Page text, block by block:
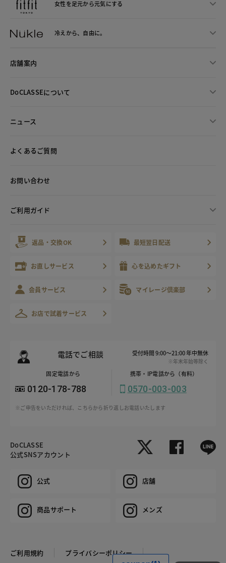
女性を足元から元気にする
冷えから、 自由に。
店舗案内
DoCLASSEについて
ニュース
よくあるご質問
お問い合わせ
ご利用ガイド
返品・交換OK 最短翌日配送
お直しサービス 心を込めたギフト
会員サービス マイレージ倶楽部
お店で試着サービス
電話でご相談 受付時間 9:00～21:00 年中無休
※年末年始等除く
固定電話から
0120-178-788
携帯・IP電話から（有料）
0570-003-003
※ご申告をいただければ、こちらから折り返しお電話いたします
DoCLASSE
公式SNSアカウント
公式 店舗
商品サポート メンズ
ご利用規約 プライバシーポリシー